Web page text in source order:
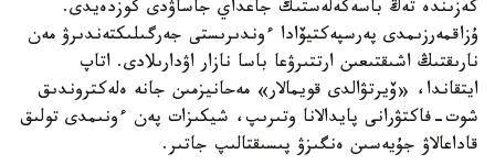
كەزىندە تەڭ باسەكەلەستىك جاعداي جاساۋدى كوزدەيدى.
ۇزاقمەرزىمدى پەرسپەكتيۆادا ءوندىرىستى جەرگىلىكتەندىرۋ مەن
نارىقتىڭ اشىقتىعىن ارتتىرۋعا باسا نازار اۋدارىلادى. اتاپ
ايتقاندا، «ۆيرتۋالدى قويمالار» مەحانيزمىن جانە ەلەكتروندىق
شوت-فاكتۋرانى پايدالانا وتىرىپ، شيكىزات پەن ءونىمدى تولىق
قاداعالاۋ جۇيەسىن ەنگىزۋ پىسىقتالىپ جاتىر.